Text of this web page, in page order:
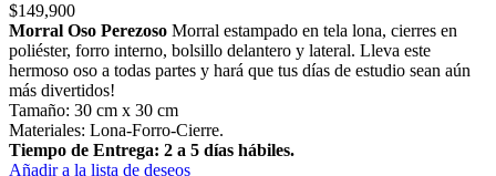
$149,900
Morral Oso Perezoso Morral estampado en tela lona, cierres en
poliéster, forro interno, bolsillo delantero y lateral. Lleva este
hermoso oso a todas partes y hará que tus días de estudio sean aún
más divertidos!
Tamaño: 30 cm x 30 cm
Materiales: Lona-Forro-Cierre.
Tiempo de Entrega: 2 a 5 días hábiles.
Añadir a la lista de deseos